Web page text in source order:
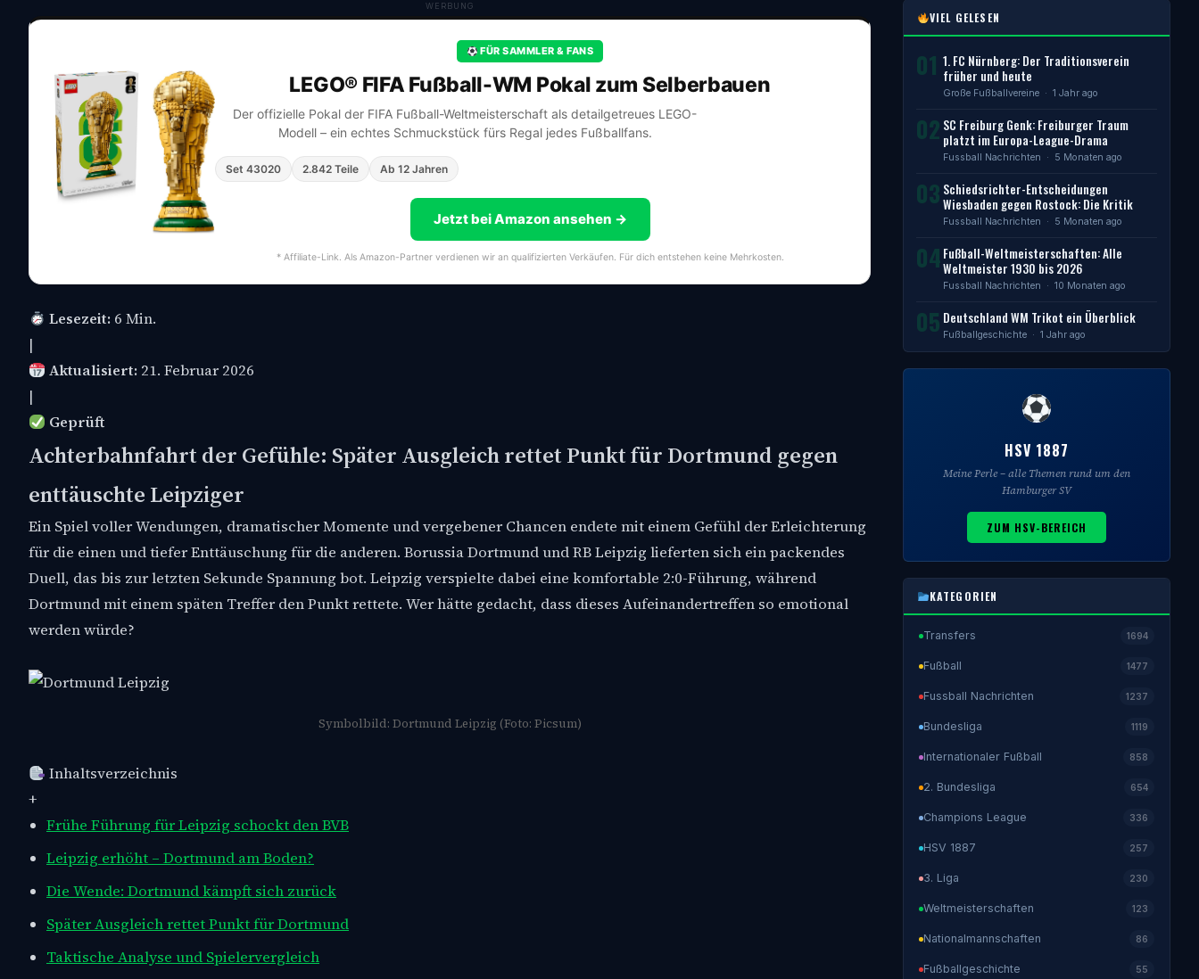
WERBUNG
FÜR SAMMLER & FANS
LEGO® FIFA Fußball-WM Pokal zum Selberbauen
Der offizielle Pokal der FIFA Fußball-Weltmeisterschaft als detailgetreues LEGO-
Modell – ein echtes Schmuckstück fürs Regal jedes Fußballfans.
Set 43020 2.842 Teile Ab 12 Jahren
Jetzt bei Amazon ansehen →
* Affiliate-Link. Als Amazon-Partner verdienen wir an qualifizierten Verkäufen. Für dich entstehen keine Mehrkosten.
Lesezeit:6 Min.
|
Aktualisiert:21. Februar 2026
|
Geprüft
Achterbahnfahrt der Gefühle: Später Ausgleich rettet Punkt für Dortmund gegen
enttäuschte Leipziger
Ein Spiel voller Wendungen, dramatischer Momente und vergebener Chancen endete mit einem Gefühl der Erleichterung
für die einen und tiefer Enttäuschung für die anderen. Borussia Dortmund und RB Leipzig lieferten sich ein packendes
Duell, das bis zur letzten Sekunde Spannung bot. Leipzig verspielte dabei eine komfortable 2:0-Führung, während
Dortmund mit einem späten Treffer den Punkt rettete. Wer hätte gedacht, dass dieses Aufeinandertreffen so emotional
werden würde?
Symbolbild: Dortmund Leipzig (Foto: Picsum)
Inhaltsverzeichnis
+
Frühe Führung für Leipzig schockt den BVB
Leipzig erhöht – Dortmund am Boden?
Die Wende: Dortmund kämpft sich zurück
Später Ausgleich rettet Punkt für Dortmund
Taktische Analyse und Spielervergleich
VIEL GELESEN
01 1. FC Nürnberg: Der Traditionsverein
früher und heute
Große Fußballvereine · 1 Jahr ago
02 SC Freiburg Genk: Freiburger Traum
platzt im Europa-League-Drama
Fussball Nachrichten · 5 Monaten ago
03 Schiedsrichter-Entscheidungen
Wiesbaden gegen Rostock: Die Kritik
Fussball Nachrichten · 5 Monaten ago
04 Fußball-Weltmeisterschaften: Alle
Weltmeister 1930 bis 2026
Fussball Nachrichten · 10 Monaten ago
05 Deutschland WM Trikot ein Überblick
Fußballgeschichte · 1 Jahr ago
HSV 1887
Meine Perle – alle Themen rund um den
Hamburger SV
ZUM HSV-BEREICH
KATEGORIEN
Transfers 1694
Fußball 1477
Fussball Nachrichten 1237
Bundesliga 1119
Internationaler Fußball 858
2. Bundesliga 654
Champions League 336
HSV 1887 257
3. Liga 230
Weltmeisterschaften 123
Nationalmannschaften 86
Fußballgeschichte 55